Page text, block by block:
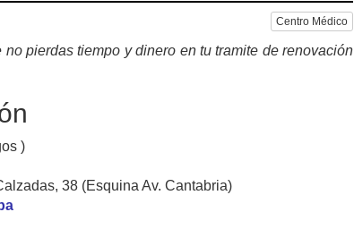
Centro Médico
pierdas tiempo y dinero en tu tramite de renovación
)
38 (Esquina Av. Cantabria)